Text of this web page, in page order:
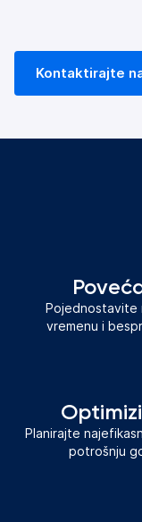
Kontaktirajte
Pojednostavite
vremenu i
Planirajte
potrošnju